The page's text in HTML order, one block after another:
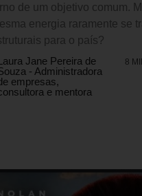
de um objetivo comum.
energia raramente se
para o país?
Jane Pereira de
- Administradora
empresas,
e mentora
8